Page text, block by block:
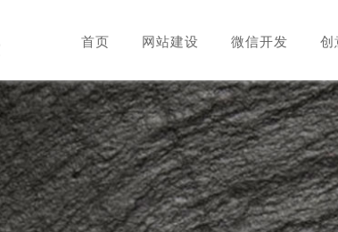
首页 网站建设 微信开发 创